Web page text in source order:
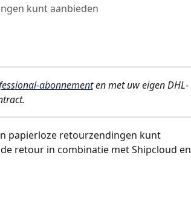
kunt aanbieden
abonnement en met uw eigen DHL-
papierloze retourzendingen kunt
retour in combinatie met Shipcloud en